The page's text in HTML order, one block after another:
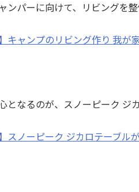
ンパーに向けて、リビングを
キャンプのリビング作り 我
となるのが、スノーピーク ジ
スノーピーク ジカロテーブ